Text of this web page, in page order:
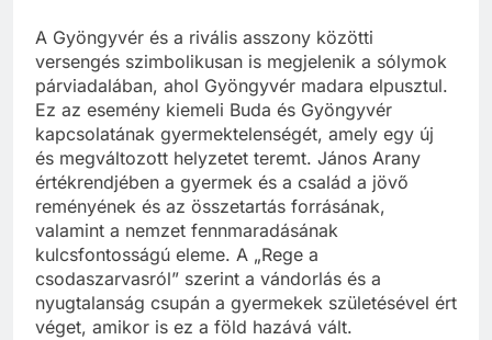
A Gyöngyvér és a rivális asszony közötti
versengés szimbolikusan is megjelenik a sólymok
párviadalában, ahol Gyöngyvér madara elpusztul.
Ez az esemény kiemeli Buda és Gyöngyvér
kapcsolatának gyermektelenségét, amely egy új
és megváltozott helyzetet teremt. János Arany
értékrendjében a gyermek és a család a jövő
reményének és az összetartás forrásának,
valamint a nemzet fennmaradásának
kulcsfontosságú eleme. A „Rege a
csodaszarvasról” szerint a vándorlás és a
nyugtalanság csupán a gyermekek születésével ért
véget, amikor is ez a föld hazává vált.